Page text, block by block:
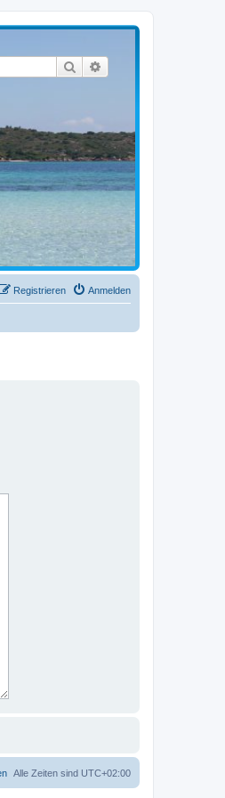
Suche
Anmelden
Registrieren
Alle Zeiten sind UTC+02:00